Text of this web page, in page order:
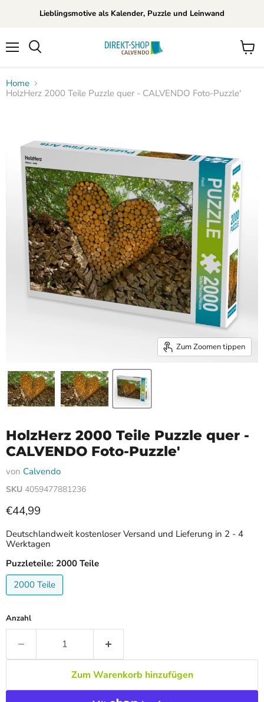
Lieblingsmotive als Kalender, Puzzle und Leinwand
Home
HolzHerz 2000 Teile Puzzle quer - CALVENDO Foto-Puzzle'
Zum Zoomen tippen
HolzHerz 2000 Teile Puzzle quer -
CALVENDO Foto-Puzzle'
von Calvendo
SKU 4059477881236
Aktueller Preis
€44,99
Deutschlandweit kostenloser Versand und Lieferung in 2 - 4
Werktagen
Puzzleteile: 2000 Teile
2000 Teile
Anzahl
Zum Warenkorb hinzufügen